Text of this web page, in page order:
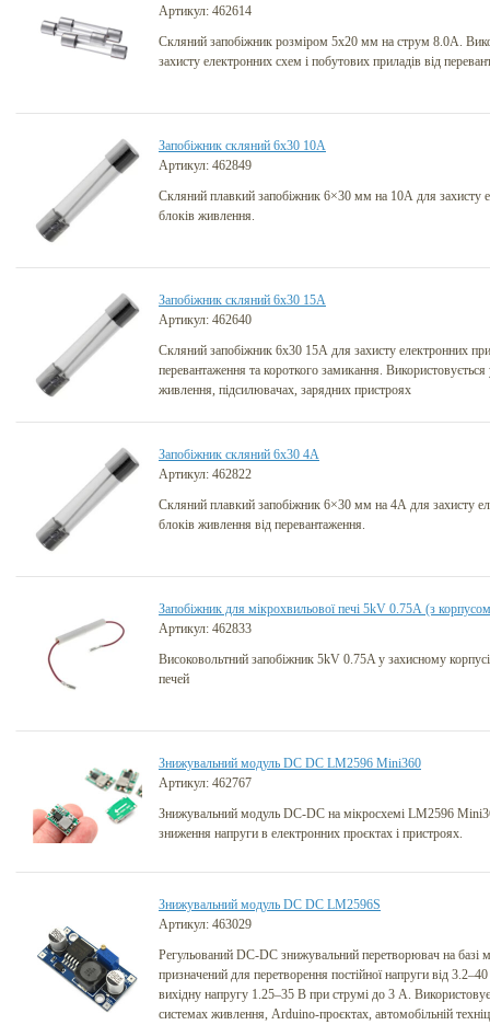
Артикул: 462614
Скляний запобіжник розміром 5х20 мм на струм 8.0А.
захисту електронних схем і побутових приладів від
Запобіжник cкляний 6х30 10А
Артикул: 462849
Скляний плавкий запобіжник 6×30 мм на 10А для захисту
блоків живлення.
Запобіжник cкляний 6х30 15А
Артикул: 462640
Скляний запобіжник 6х30 15А для захисту електронних
перевантаження та короткого замикання. Використовується
живлення, підсилювачах, зарядних пристроях
Запобіжник cкляний 6х30 4А
Артикул: 462822
Скляний плавкий запобіжник 6×30 мм на 4А для захисту
блоків живлення від перевантаження.
Запобіжник для мікрохвильової печі 5kV 0.75А (з
Артикул: 462833
Високовольтний запобіжник 5kV 0.75A у захисному
печей
Знижувальний модуль DC DC LM2596 Mini360
Артикул: 462767
Знижувальний модуль DC-DC на мікросхемі LM2596
зниження напруги в електронних проєктах і пристроях.
Знижувальний модуль DC DC LM2596S
Артикул: 463029
Регульований DC-DC знижувальний перетворювач на базі
призначений для перетворення постійної напруги від 3.2–40
вихідну напругу 1.25–35 В при струмі до 3 А.
системах живлення, Arduino-проєктах, автомобільній